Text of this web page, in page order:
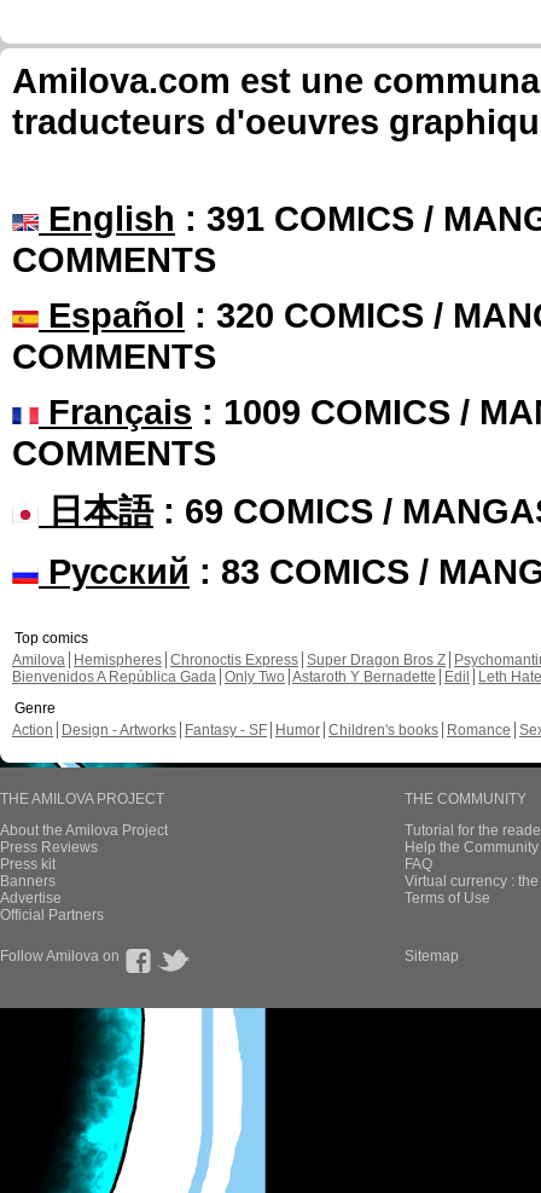
Amilova.com est une
traducteurs d'oeuvres
English : 391 COMICS /
COMMENTS
Español : 320 COMICS /
COMMENTS
Français : 1009 COMICS /
COMMENTS
日本語: 69 COMICS /
Русский : 83 COMICS /
Top comics
Amilova
Hemispheres Chronoctis Express Super Dragon Bros Z
Bienvenidos A República Gada Only Two Astaroth Y Bernadette Edil
Leth Hate
Genre
Action
Design - Artworks Fantasy - SF Humor Children's books Romance
THE AMILOVA PROJECT
About the Amilova Project
Press Reviews
Press kit
Banners
Advertise
Official Partners
THE COMMUNITY
Tutorial for the
Help the
FAQ
Virtual currency :
Terms of Use
Follow Amilova on Sitemap